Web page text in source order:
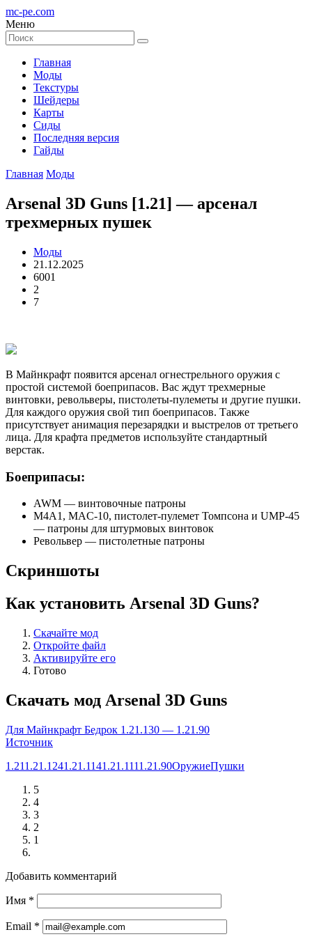
mc-pe.com
Меню
Главная
Моды
Текстуры
Шейдеры
Карты
Сиды
Последняя версия
Гайды
Главная Моды
Arsenal 3D Guns [1.21] — арсенал
трехмерных пушек
Моды
21.12.2025
6001
2
7
В Майнкрафт появится арсенал огнестрельного оружия с
простой системой боеприпасов. Вас ждут трехмерные
винтовки, револьверы, пистолеты-пулеметы и другие пушки.
Для каждого оружия свой тип боеприпасов. Также
присутствует анимация перезарядки и выстрелов от третьего
лица. Для крафта предметов используйте стандартный
верстак.
Боеприпасы:
AWM — винтовочные патроны
M4A1, MAC-10, пистолет-пулемет Томпсона и UMP-45
— патроны для штурмовых винтовок
Револьвер — пистолетные патроны
Скриншоты
Как установить Arsenal 3D Guns?
Скачайте мод
Откройте файл
Активируйте его
Готово
Скачать мод Arsenal 3D Guns
Для Майнкрафт Бедрок 1.21.130 — 1.21.90
Источник
1.211.21.1241.21.1141.21.1111.21.90ОружиеПушки
5
4
3
2
1
Добавить комментарий
Имя *
Email *